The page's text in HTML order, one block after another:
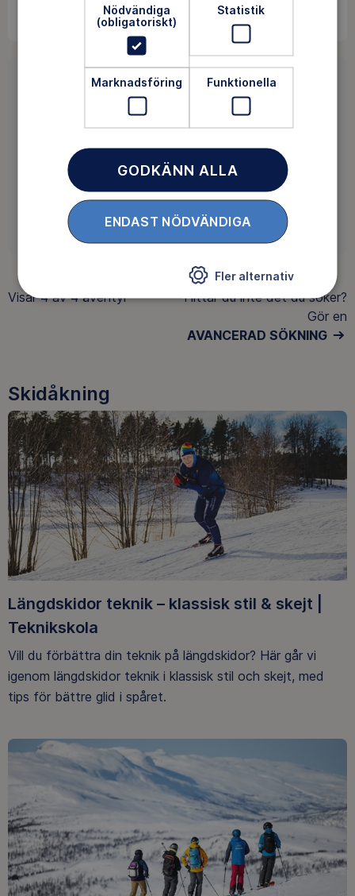
INGEN ANMÄLAN KRÄVS
Hittade du inget av intresse?
Saknar du intressanta aktiviteter i ditt område? Då
kan du vara med och påverka utbudet. Det är roligt!
ENGAGERA DIG
Visar4 av 4äventyr
Hittar du inte det du söker?
Gör en
AVANCERAD SÖKNING
Skidåkning
Längdskidor teknik – klassisk stil & skejt |
Teknikskola
Vill du förbättra din teknik på längdskidor? Här går vi
igenom längdskidor teknik i klassisk stil och skejt, med
tips för bättre glid i spåret.
Nödvändiga
(obligatoriskt)
Statistik
Marknadsföring Funktionella
GODKÄNN ALLA
ENDAST NÖDVÄNDIGA
Fler alternativ